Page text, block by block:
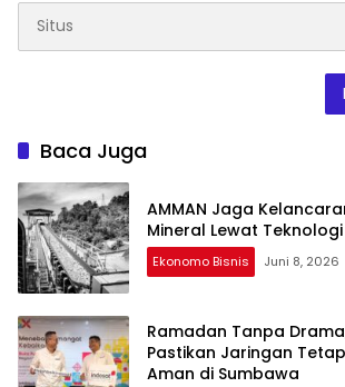
Baca Juga
AMMAN Jaga
Mineral Lewat Teknologi
Ekonomo Bisnis Juni 8, 2026
Ramadan Tanpa
Pastikan Jaringan
Aman di Sumbawa